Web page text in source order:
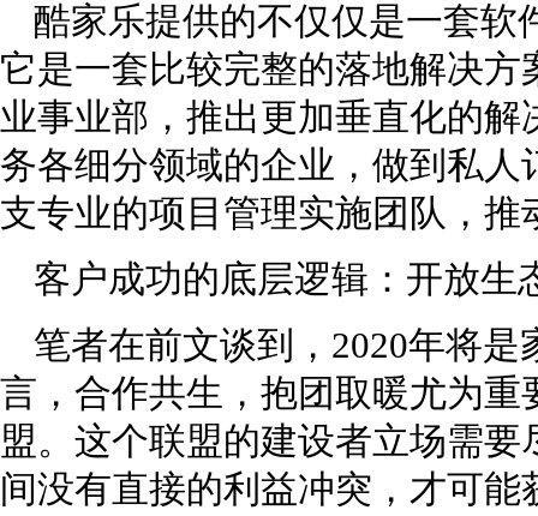
酷家乐提供的不仅仅是一套软
它是一套比较完整的落地解决
业事业部，推出更加垂直化的
务各细分领域的企业，做到私
支专业的项目管理实施团队，
客户成功的底层逻辑：开放生
笔者在前文谈到，2020年将
言，合作共生，抱团取暖尤为
盟。这个联盟的建设者立场需
间没有直接的利益冲突，才可